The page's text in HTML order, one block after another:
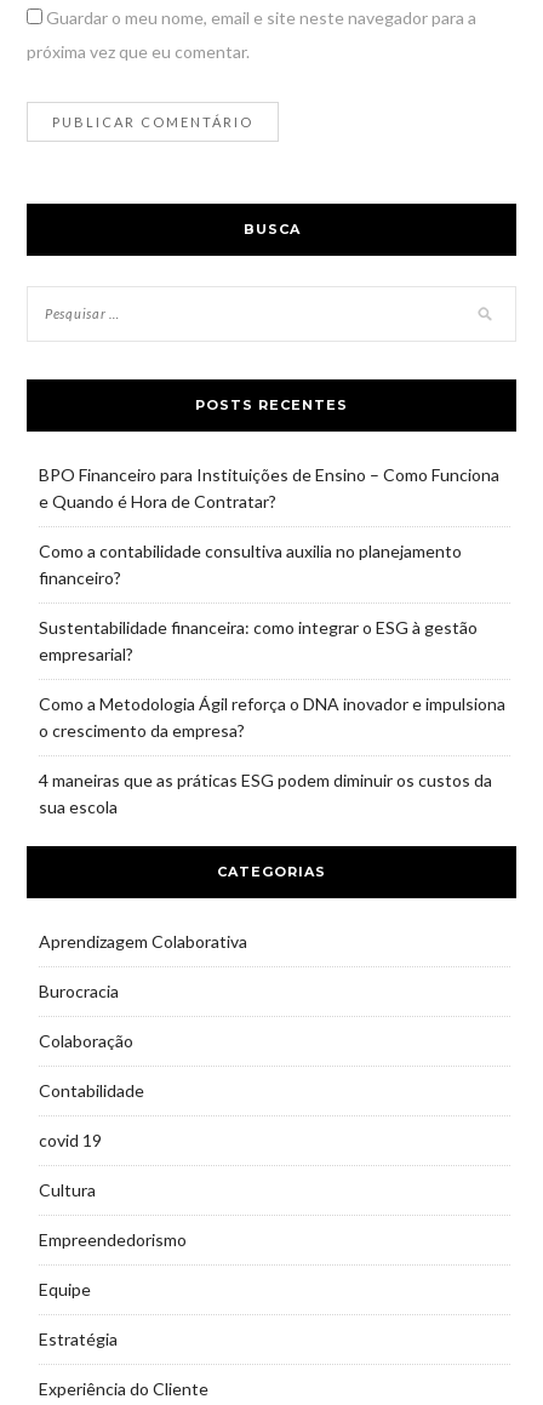
Guardar o meu nome, email e site neste navegador para a
próxima vez que eu comentar.
BUSCA
POSTS RECENTES
BPO Financeiro para Instituições de Ensino – Como Funciona
e Quando é Hora de Contratar?
Como a contabilidade consultiva auxilia no planejamento
financeiro?
Sustentabilidade financeira: como integrar o ESG à gestão
empresarial?
Como a Metodologia Ágil reforça o DNA inovador e impulsiona
o crescimento da empresa?
4 maneiras que as práticas ESG podem diminuir os custos da
sua escola
CATEGORIAS
Aprendizagem Colaborativa
Burocracia
Colaboração
Contabilidade
covid 19
Cultura
Empreendedorismo
Equipe
Estratégia
Experiência do Cliente